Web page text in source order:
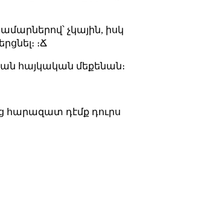
չկային, իսկ
։Ճ
հայկական մեքենան։
հարազատ դէմք դուրս